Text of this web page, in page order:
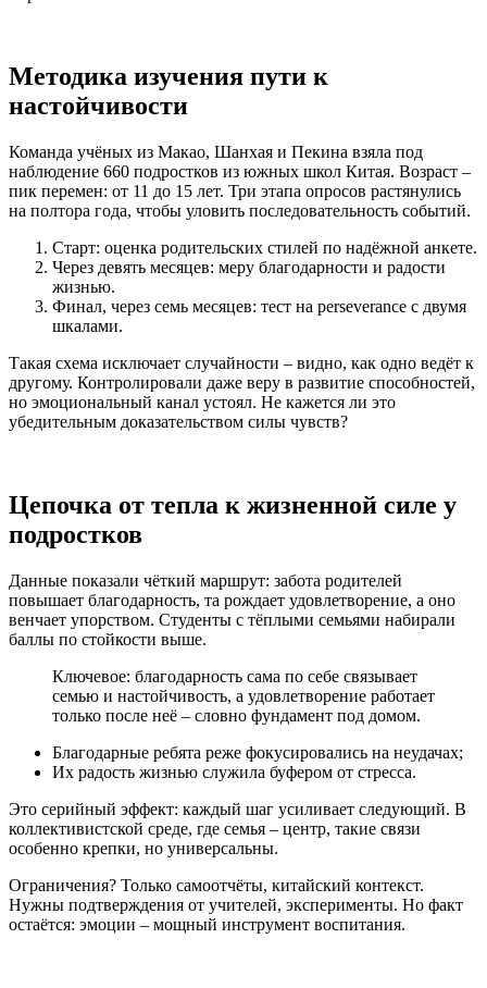
Методика изучения пути к
настойчивости
Команда учёных из Макао, Шанхая и Пекина взяла под
наблюдение 660 подростков из южных школ Китая. Возраст –
пик перемен: от 11 до 15 лет. Три этапа опросов растянулись
на полтора года, чтобы уловить последовательность событий.
Старт: оценка родительских стилей по надёжной анкете.
Через девять месяцев: меру благодарности и радости
жизнью.
Финал, через семь месяцев: тест на perseverance с двумя
шкалами.
Такая схема исключает случайности – видно, как одно ведёт к
другому. Контролировали даже веру в развитие способностей,
но эмоциональный канал устоял. Не кажется ли это
убедительным доказательством силы чувств?
Цепочка от тепла к жизненной силе у
подростков
Данные показали чёткий маршрут: забота родителей
повышает благодарность, та рождает удовлетворение, а оно
венчает упорством. Студенты с тёплыми семьями набирали
баллы по стойкости выше.
Ключевое: благодарность сама по себе связывает
семью и настойчивость, а удовлетворение работает
только после неё – словно фундамент под домом.
Благодарные ребята реже фокусировались на неудачах;
Их радость жизнью служила буфером от стресса.
Это серийный эффект: каждый шаг усиливает следующий. В
коллективистской среде, где семья – центр, такие связи
особенно крепки, но универсальны.
Ограничения? Только самоотчёты, китайский контекст.
Нужны подтверждения от учителей, эксперименты. Но факт
остаётся: эмоции – мощный инструмент воспитания.